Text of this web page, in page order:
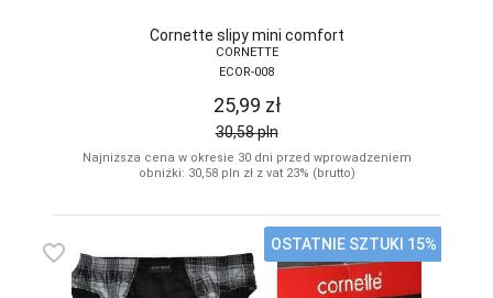
Cornette slipy mini comfort
CORNETTE
ECOR-008
25,99 zł
30,58pln
Najniższa cena w okresie 30 dni przed wprowadzeniem
obniżki: 30,58 pln zł z vat 23% (brutto)
favorite_border OSTATNIE SZTUKI 15%